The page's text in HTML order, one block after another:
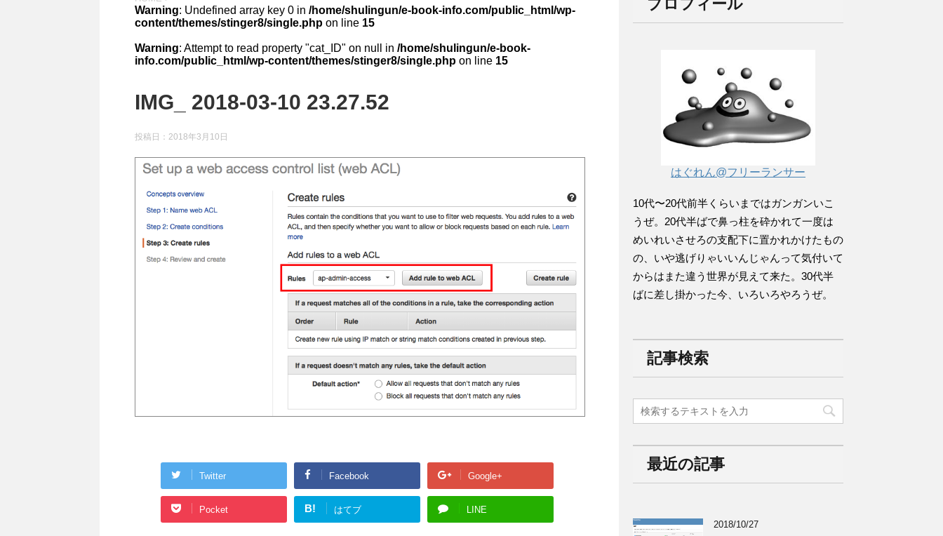
Warning: Undefined array key 0 in /home/shulingun/e-book-info.com/public_html/wp-
content/themes/stinger8/single.php on line 15
Warning: Attempt to read property "cat_ID" on null in /home/shulingun/e-book-
info.com/public_html/wp-content/themes/stinger8/single.php on line 15
IMG_ 2018-03-10 23.27.52
投稿日： 2018年3月10日
Twitter Facebook Google+
Pocket B! はてブ LINE
プロフィール
はぐれん@フリーランサー
10代〜20代前半くらいまではガンガンいこ
うぜ。20代半ばで鼻っ柱を砕かれて一度は
めいれいさせろの支配下に置かれかけたもの
の、いや逃げりゃいいんじゃんって気付いて
からはまた違う世界が見えて来た。30代半
ばに差し掛かった今、いろいろやろうぜ。
記事検索
最近の記事
2018/10/27